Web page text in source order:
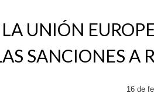
UNIÓN
SANCIONES A
16 de